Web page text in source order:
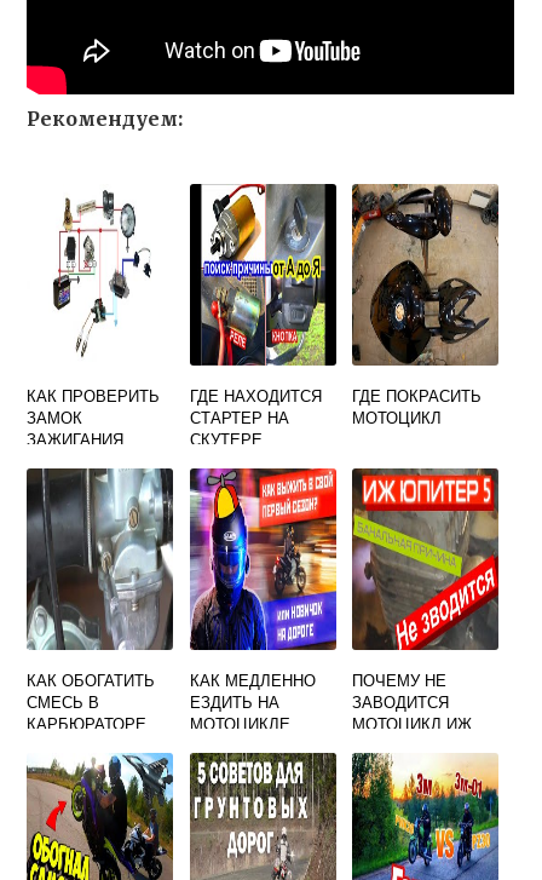
Рекомендуем:
КАК ПРОВЕРИТЬ
ЗАМОК
ЗАЖИГАНИЯ
ГДЕ НАХОДИТСЯ
СТАРТЕР НА
СКУТЕРЕ
ГДЕ ПОКРАСИТЬ
МОТОЦИКЛ
КАК ОБОГАТИТЬ
СМЕСЬ В
КАРБЮРАТОРЕ
КАК МЕДЛЕННО
ЕЗДИТЬ НА
МОТОЦИКЛЕ
ПОЧЕМУ НЕ
ЗАВОДИТСЯ
МОТОЦИКЛ ИЖ
ЕСТЬ